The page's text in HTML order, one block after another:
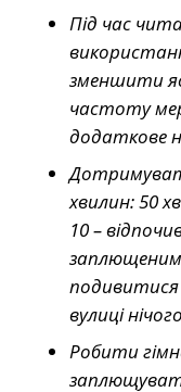
Під час
зменшити
частоту
додаткове
хвилин: 50
10 –
подивитися
вулиці
Робити